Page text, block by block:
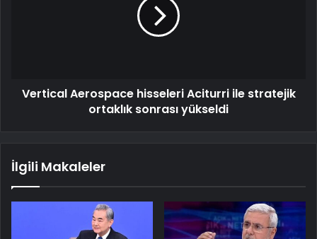
Vertical Aerospace hisseleri Aciturri ile stratejik
ortaklık sonrası yükseldi
İlgili Makaleler